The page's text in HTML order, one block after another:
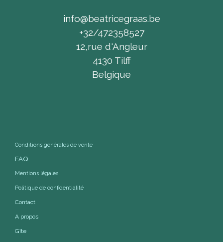
info@beatricegraas.be
+32/472358527
12,rue d'Angleur
4130 Tilff
Belgique
Conditions générales de vente
FAQ
Mentions légales
Politique de confidentialité
Contact
A propos
Gîte